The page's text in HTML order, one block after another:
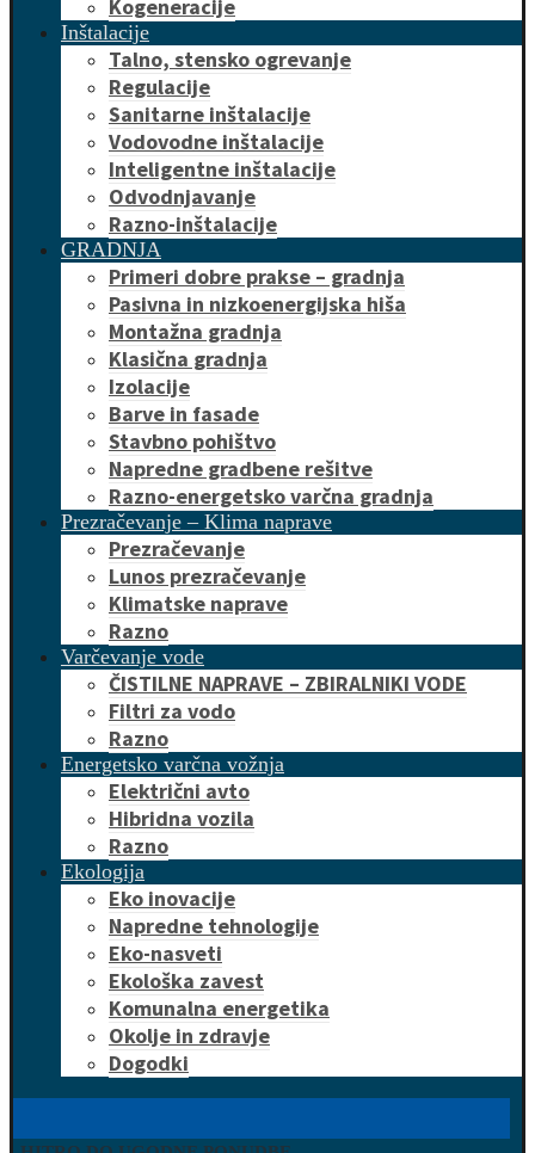
Kogeneracije
Inštalacije
Talno, stensko ogrevanje
Regulacije
Sanitarne inštalacije
Vodovodne inštalacije
Inteligentne inštalacije
Odvodnjavanje
Razno-inštalacije
GRADNJA
Primeri dobre prakse – gradnja
Pasivna in nizkoenergijska hiša
Montažna gradnja
Klasična gradnja
Izolacije
Barve in fasade
Stavbno pohištvo
Napredne gradbene rešitve
Razno-energetsko varčna gradnja
Prezračevanje – Klima naprave
Prezračevanje
Lunos prezračevanje
Klimatske naprave
Razno
Varčevanje vode
ČISTILNE NAPRAVE – ZBIRALNIKI VODE
Filtri za vodo
Razno
Energetsko varčna vožnja
Električni avto
Hibridna vozila
Razno
Ekologija
Eko inovacije
Napredne tehnologije
Eko-nasveti
Ekološka zavest
Komunalna energetika
Okolje in zdravje
Dogodki